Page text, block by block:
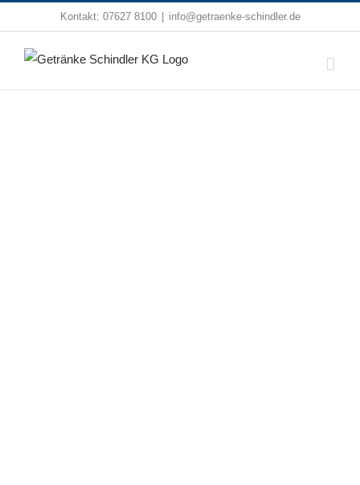
springen
Kontakt: 07627 8100 info@getraenke-schindler.de